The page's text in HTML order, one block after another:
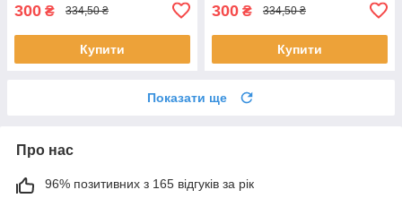
300 ₴ 334,50 ₴
Купити
300 ₴ 334,50 ₴
Купити
Показати ще
Про нас
96% позитивних з 165 відгуків за рік